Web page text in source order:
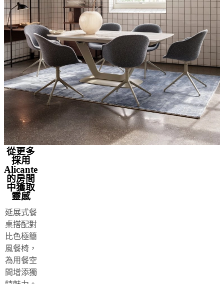
養
組
裝
說
明
保
固
法
律
室
內
設
計
服
訂
購
免
費
樣
品
門
從更多
採用
Alicante
的房間
中獲取
靈感
延展式餐
桌搭配對
比色極簡
風餐椅，
為用餐空
間增添獨